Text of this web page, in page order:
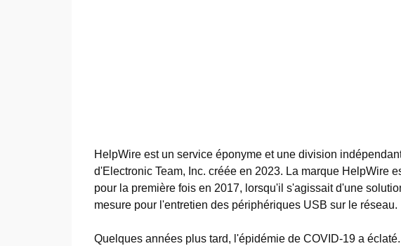
HelpWire est un service éponyme et une division
d'Electronic Team, Inc. créée en 2023. La marque HelpWire
pour la première fois en 2017, lorsqu'il s'agissait d'une
mesure pour l'entretien des périphériques USB sur le réseau.
Quelques années plus tard, l'épidémie de COVID-19 a